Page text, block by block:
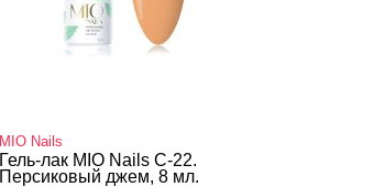
MIO Nails
Гель-лак MIO Nails C-22.
Персиковый джем, 8 мл.